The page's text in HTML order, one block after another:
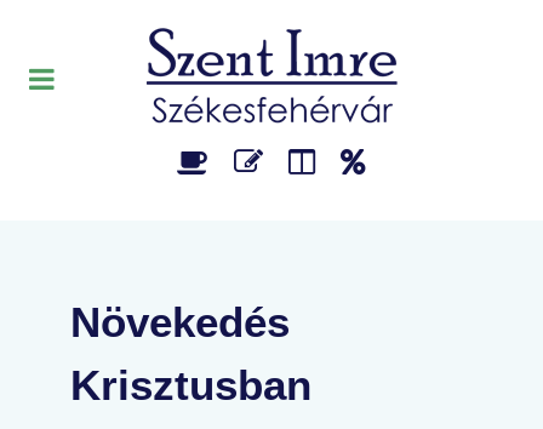
Növekedés
Krisztusban